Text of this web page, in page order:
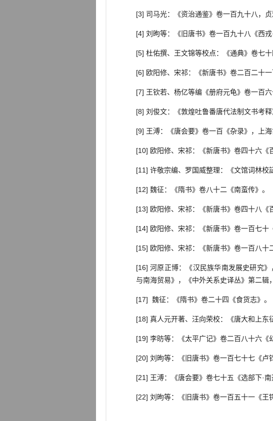
[3] 司马光：《资治通鉴》卷一百九十八，贞
[4] 刘昫等：《旧唐书》卷一百九十八《西戎
[5] 杜佑撰、王文锦等校点：《通典》卷七十
[6] 欧阳修、宋祁：《新唐书》卷二百二十一
[7] 王钦若、杨亿等编《册府元龟》卷一百
[8] 刘俊文：《敦煌吐鲁番唐代法制文书考
[9] 王溥：《唐会要》卷一百《杂录》，上
[10] 欧阳修、宋祁：《新唐书》卷四十六《
[11] 许敬宗编、罗国威整理：《文馆词林校
[12] 魏征：《隋书》卷八十二《南蛮传》。
[13] 欧阳修、宋祁：《新唐书》卷四十八《
[14] 欧阳修、宋祁：《新唐书》卷一百七十
[15] 欧阳修、宋祁：《新唐书》卷一百八十
[16] 河原正博：《汉民族华南发展史研究
与南海贸易》，《中外关系史译丛》第二
[17] 魏征：《隋书》卷二十四《食货志》。
[18] 真人元开著、汪向荣校：《唐大和上东
[19] 李昉等：《太平广记》卷二百八十六《
[20] 刘昫等：《旧唐书》卷一百七十七《卢
[21] 王溥：《唐会要》卷七十五《选部下·南
[22] 刘昫等：《旧唐书》卷一百五十一《王